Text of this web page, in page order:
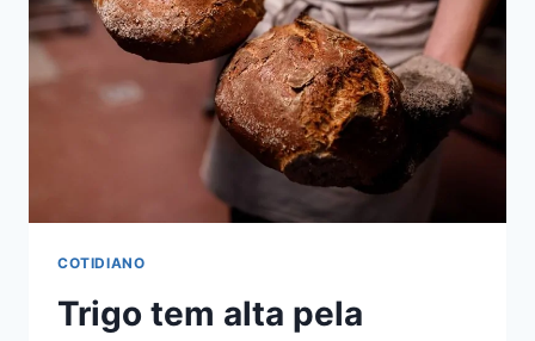
COTIDIANO
Trigo tem alta pela